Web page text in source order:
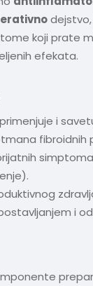
dejstvo,
koji prate
efekata.
i
i